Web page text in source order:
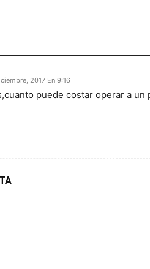
2017 En 9:16
puede costar operar a